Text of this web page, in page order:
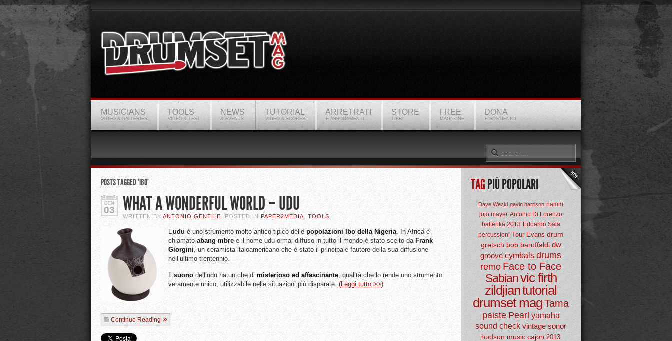
MUSICIANS
VIDEO & GALLERIES
TOOLS
VIDEO & TEST
NEWS
& EVENTS
TUTORIAL
VIDEO & SCORES
ARRETRATI
E ABBONAMENTI
STORE
LIBRI
FREE
MAGAZINE
DONA
E SOSTIENICI
POSTS TAGGED ‘IBO’
GEN
03 WHAT A WONDERFUL WORLD – UDU
WRITTEN BY ANTONIO GENTILE . POSTED IN PAPER2MEDIA , TOOLS
L’udu è uno strumento molto antico tipico delle popolazioni Ibo della Nigeria. In Africa è
chiamatoabang mbree il nome udu ormai diffuso in tutto il mondo è stato scelto da Frank
Giorgini, un ceramista italoamericano che è stato il principale fautore della sua diffusione
nell’ultimo trentennio.
suonodell’udu ha un che di misterioso ed affascinante, qualità che lo rende uno strumento
veramente unico, utilizzabile nelle situazioni più disparate. (Leggi tutto >>)
Continue Reading
TAGPIÙ POPOLARI
Dave Weckl gavin harrison namm
jojo mayer Antonio Di Lorenzo
batterika 2013 Edoardo Sala
percussioni Tour Evans drum
gretsch bob baruffaldi dw
groove cymbals drums
remo Face to Face
Sabianvic firth
zildjiantutorial
drumset magTama
paiste Pearl yamaha
sound check vintage sonor
hudson music cajon 2013